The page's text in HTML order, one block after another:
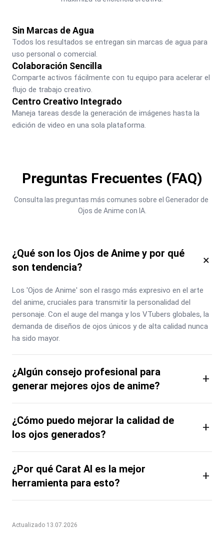
Sin Marcas de Agua
Todos los resultados se entregan sin marcas de agua para
uso personal o comercial.
Colaboración Sencilla
Comparte activos fácilmente con tu equipo para acelerar el
flujo de trabajo creativo.
Centro Creativo Integrado
Maneja tareas desde la generación de imágenes hasta la
edición de video en una sola plataforma.
Preguntas Frecuentes (FAQ)
Consulta las preguntas más comunes sobre el Generador de
Ojos de Anime con IA.
¿Qué son los Ojos de Anime y por qué
son tendencia?
×
Los 'Ojos de Anime' son el rasgo más expresivo en el arte
del anime, cruciales para transmitir la personalidad del
personaje. Con el auge del manga y los VTubers globales, la
demanda de diseños de ojos únicos y de alta calidad nunca
ha sido mayor.
¿Algún consejo profesional para
generar mejores ojos de anime?
+
¿Cómo puedo mejorar la calidad de
los ojos generados?
+
¿Por qué Carat AI es la mejor
herramienta para esto?
+
Actualizado 13.07.2026